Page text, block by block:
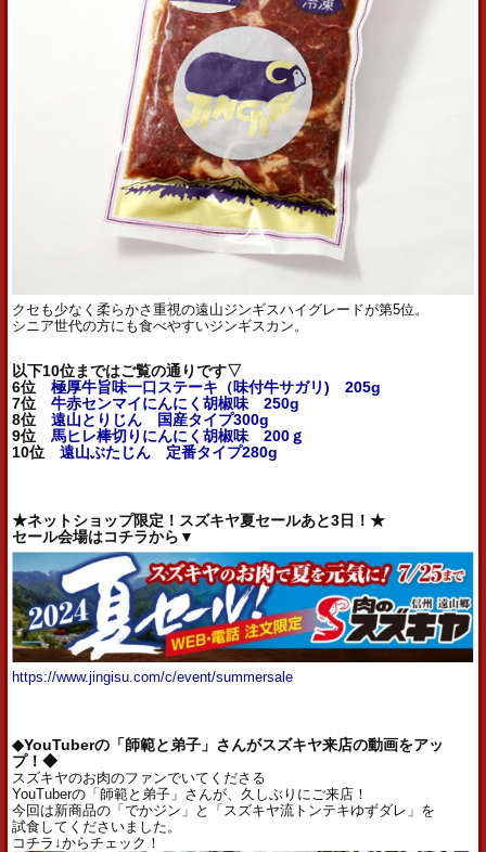
クセも少なく柔らかさ重視の遠山ジンギスハイグレードが第5位。
シニア世代の方にも食べやすいジンギスカン。
以下10位まではご覧の通りです▽
6位極厚牛旨味一口ステーキ（味付牛サガリ) 205g
7位牛赤センマイにんにく胡椒味 250g
8位遠山とりじん 国産タイプ300g
9位馬ヒレ棒切りにんにく胡椒味 200ｇ
10位遠山ぶたじん 定番タイプ280g
★ネットショップ限定！スズキヤ夏セールあと3日！★
セール会場はコチラから▼
https://www.jingisu.com/c/event/summersale
◆YouTuberの「師範と弟子」さんがスズキヤ来店の動画をアッ
プ！◆
スズキヤのお肉のファンでいてくださる
YouTuberの「師範と弟子」さんが、久しぶりにご来店！
今回は新商品の「でかジン」と「スズキヤ流トンテキゆずダレ」を
試食してくださいました。
コチラ↓からチェック！